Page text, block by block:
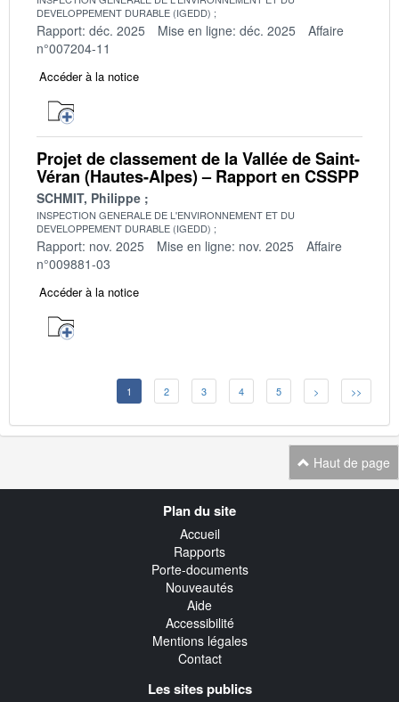
DEVELOPPEMENT DURABLE (IGEDD)
Rapport: déc. 2025 Mise en ligne: déc. 2025
Affaire
n°007204-11
Accéder à la notice
Projet de classement de la Vallée de Saint-
Véran (Hautes-Alpes) – Rapport en CSSPP
SCHMIT, Philippe
INSPECTION GENERALE DE L'ENVIRONNEMENT ET DU
DEVELOPPEMENT DURABLE (IGEDD)
Rapport: nov. 2025 Mise en ligne: nov. 2025
Affaire
n°009881-03
Accéder à la notice
1 2 3 4 5 > >>
Haut de page
Plan du site
Accueil
Rapports
Porte-documents
Nouveautés
Aide
Accessibilité
Mentions légales
Contact
Les sites publics